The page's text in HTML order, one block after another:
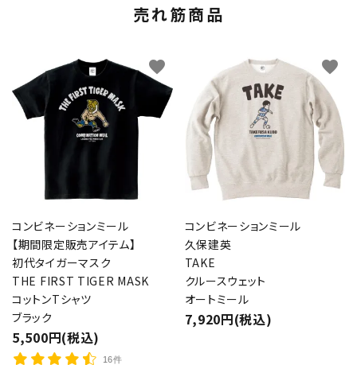
売れ筋商品
コンビネーションミール
【期間限定販売アイテム】
初代タイガーマスク
THE FIRST TIGER MASK
コットンTシャツ
ブラック
5,500円(税込)
16件
favorite
コンビネーションミール
久保建英
TAKE
クルースウェット
オートミール
7,920円(税込)
favorite